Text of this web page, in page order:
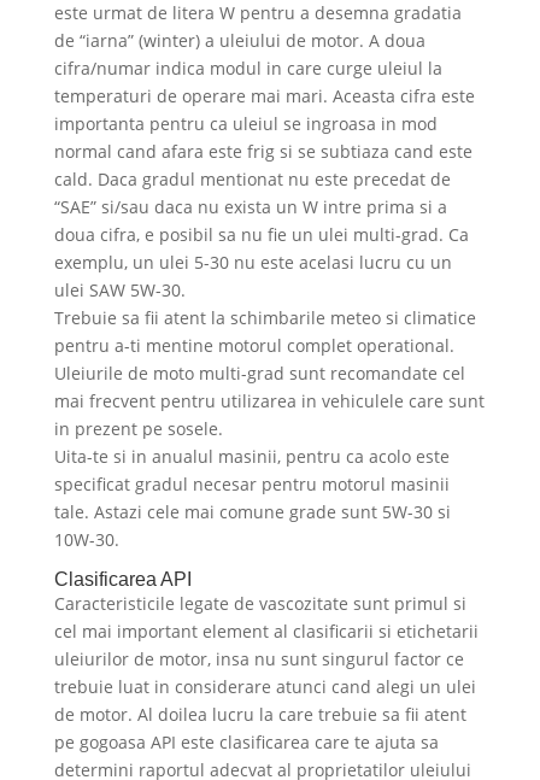
este urmat de litera W pentru a desemna gradatia
de “iarna” (winter) a uleiului de motor. A doua
cifra/numar indica modul in care curge uleiul la
temperaturi de operare mai mari. Aceasta cifra este
importanta pentru ca uleiul se ingroasa in mod
normal cand afara este frig si se subtiaza cand este
cald. Daca gradul mentionat nu este precedat de
“SAE” si/sau daca nu exista un W intre prima si a
doua cifra, e posibil sa nu fie un ulei multi-grad. Ca
exemplu, un ulei 5-30 nu este acelasi lucru cu un
ulei SAW 5W-30.
Trebuie sa fii atent la schimbarile meteo si climatice
pentru a-ti mentine motorul complet operational.
Uleiurile de moto multi-grad sunt recomandate cel
mai frecvent pentru utilizarea in vehiculele care sunt
in prezent pe sosele.
Uita-te si in anualul masinii, pentru ca acolo este
specificat gradul necesar pentru motorul masinii
tale. Astazi cele mai comune grade sunt 5W-30 si
10W-30.
Clasificarea API
Caracteristicile legate de vascozitate sunt primul si
cel mai important element al clasificarii si etichetarii
uleiurilor de motor, insa nu sunt singurul factor ce
trebuie luat in considerare atunci cand alegi un ulei
de motor. Al doilea lucru la care trebuie sa fii atent
pe gogoasa API este clasificarea care te ajuta sa
determini raportul adecvat al proprietatilor uleiului